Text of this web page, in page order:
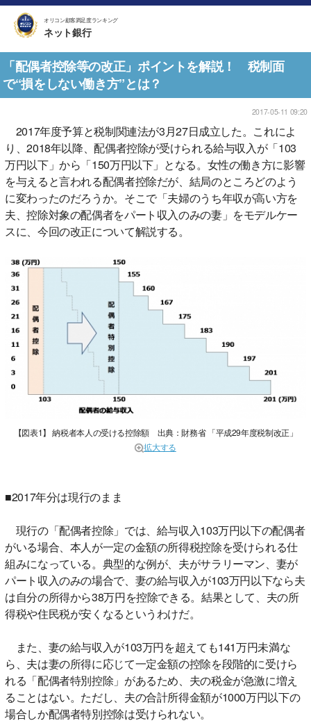
オリコン顧客満足度ランキング
ネット銀行
「配偶者控除等の改正」ポイントを解説！ 税制面
で“損をしない働き方”とは？
2017-05-11 09:20
2017年度予算と税制関連法が3月27日成立した。これによ
り、2018年以降、配偶者控除が受けられる給与収入が「103
万円以下」から「150万円以下」となる。女性の働き方に影響
を与えると言われる配偶者控除だが、結局のところどのよう
に変わったのだろうか。そこで「夫婦のうち年収が高い方を
夫、控除対象の配偶者をパート収入のみの妻」をモデルケー
スに、今回の改正について解説する。
【図表1】 納税者本人の受ける控除額 出典：財務省 「平成29年度税制改正」
拡大する
■2017年分は現行のまま
現行の「配偶者控除」では、給与収入103万円以下の配偶者
がいる場合、本人が一定の金額の所得税控除を受けられる仕
組みになっている。典型的な例が、夫がサラリーマン、妻が
パート収入のみの場合で、妻の給与収入が103万円以下なら夫
は自分の所得から38万円を控除できる。結果として、夫の所
得税や住民税が安くなるというわけだ。
また、妻の給与収入が103万円を超えても141万円未満な
ら、夫は妻の所得に応じて一定金額の控除を段階的に受けら
れる「配偶者特別控除」があるため、夫の税金が急激に増え
ることはない。ただし、夫の合計所得金額が1000万円以下の
場合しか配偶者特別控除は受けられない。